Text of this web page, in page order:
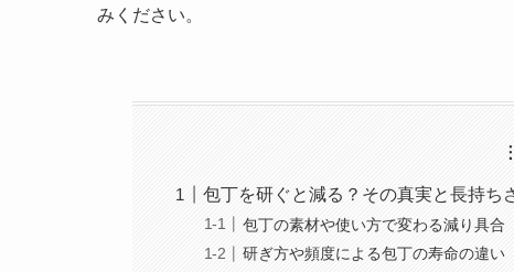
みください。
包丁を研ぐと減る？その真実と長持ち
包丁の素材や使い方で変わる減り具合
研ぎ方や頻度による包丁の寿命の違い